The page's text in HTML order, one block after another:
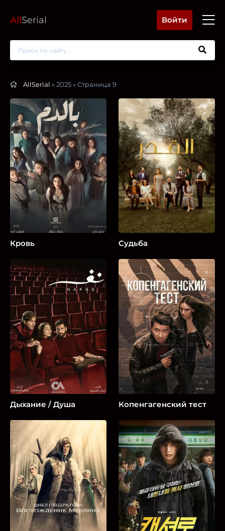
AllSerial Войти
AllSerial » 2025 » Страница 9
Кровь Судьба
Дыхание / Душа Копенгагенский тест